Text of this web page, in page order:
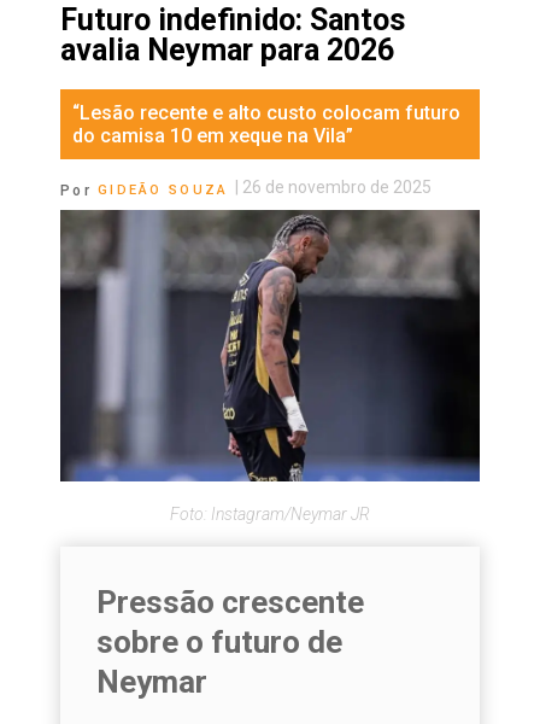
Futuro indefinido: Santos
avalia Neymar para 2026
“Lesão recente e alto custo colocam futuro
do camisa 10 em xeque na Vila”
Por GIDEÃO SOUZA 26 de novembro de 2025
Foto: Instagram/Neymar JR
Pressão crescente
sobre o futuro de
Neymar